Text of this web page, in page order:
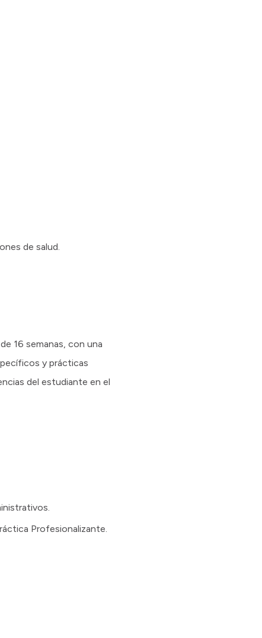
de salud.
16 semanas, con una
y prácticas
del estudiante en el
Profesionalizante.